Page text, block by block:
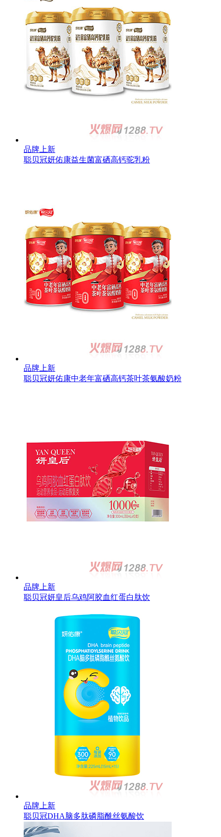
品牌上新
聪贝冠妍佑康益生菌富硒高钙驼乳粉
品牌上新
聪贝冠妍佑康中老年富硒高钙茶叶茶氨酸奶粉
品牌上新
聪贝冠妍皇后乌鸡阿胶血红蛋白肽饮
品牌上新
聪贝冠DHA脑多肽磷脂酰丝氨酸饮